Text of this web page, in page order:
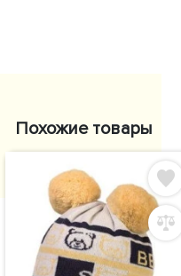
Похожие товары